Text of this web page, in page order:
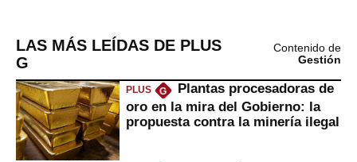
LAS MÁS LEÍDAS DE PLUS
G
Contenido de
Gestión
PLUS G
Plantas procesadoras de
oro en la mira del Gobierno: la
propuesta contra la minería ilegal